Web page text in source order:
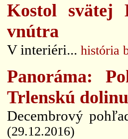
Kostol svätej
vnútra
V interiéri... história
Panoráma:
Trlenskú dolinu
Decembrový
(29.12.2016)